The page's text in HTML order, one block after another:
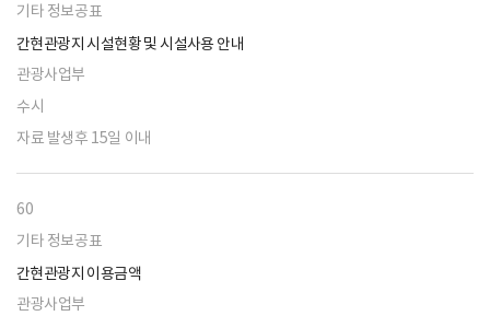
기타 정보공표
간현관광지 시설현황 및 시설사용 안내
관광사업부
수시
자료 발생후 15일 이내
60
기타 정보공표
간현관광지 이용금액
관광사업부